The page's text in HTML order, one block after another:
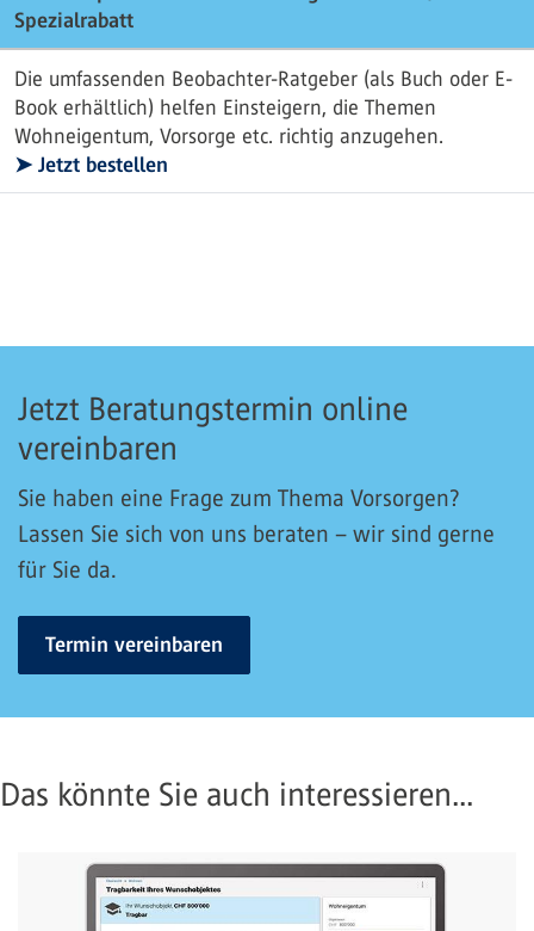
Spezialrabatt
Die umfassenden Beobachter-Ratgeber (als Buch oder E-
Book erhältlich) helfen Einsteigern, die Themen
Wohneigentum, Vorsorge etc. richtig anzugehen.
➤ Jetzt bestellen
Jetzt Beratungstermin online
vereinbaren
Sie haben eine Frage zum Thema Vorsorgen?
Lassen Sie sich von uns beraten – wir sind gerne
für Sie da.
Termin vereinbaren
Das könnte Sie auch interessieren...